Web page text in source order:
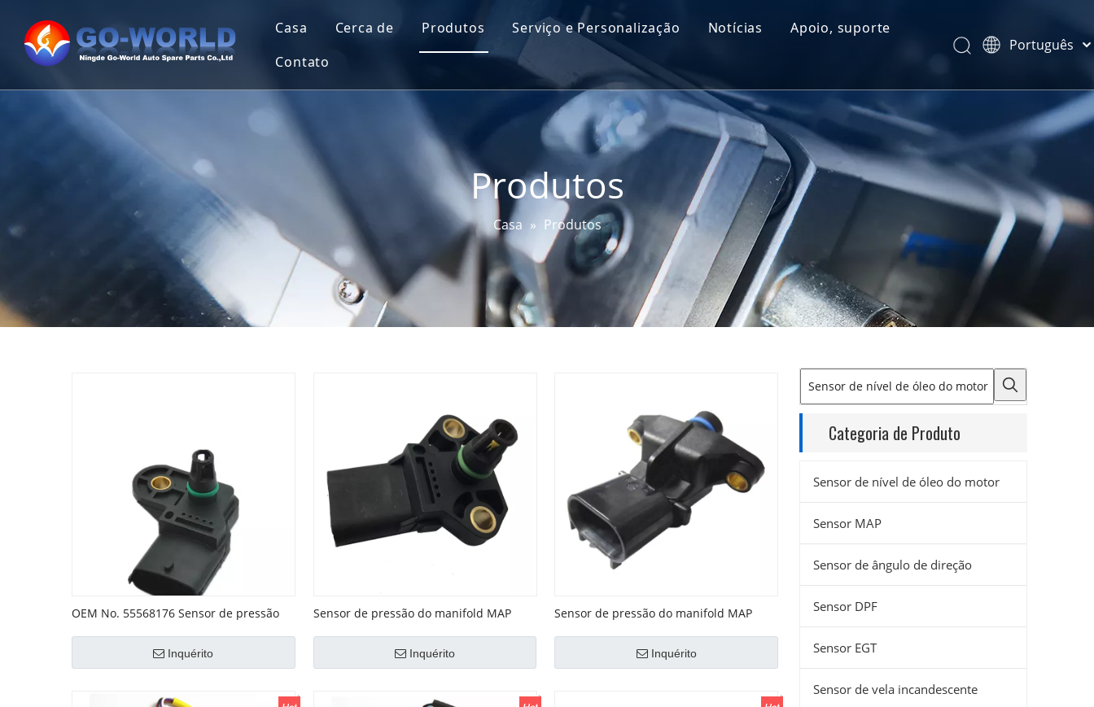
Casa Cerca de
Teste e Certificações
Produtos
Sensor de nível de óleo do motor
Sensor de ângulo de direção
Sensor DPF
Sensor EGT
Sensor de vela incandescente
Serviço e Personalização Notícias Apoio, suporte
Contato
Português
Pусский
Latine
Français
English
Produtos
Casa » Produtos
OEM No. 55568176 Sensor de pressão
Inquérito
Sensor de pressão do manifold MAP
Inquérito
Sensor de pressão do manifold MAP
Inquérito
Categoria de Produto
Sensor de nível de óleo do motor
Sensor MAP
Sensor de ângulo de direção
Sensor DPF
Sensor EGT
Sensor de vela incandescente